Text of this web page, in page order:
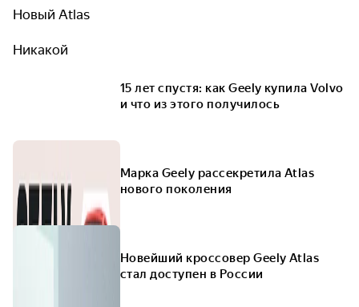
Новый Atlas
Никакой
15 лет спустя: как Geely купила Volvo
и что из этого получилось
Марка Geely рассекретила Atlas
нового поколения
Новейший кроссовер Geely Atlas
стал доступен в России